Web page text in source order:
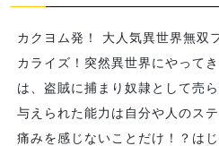
カクヨム発！ 大人気異世界無双
カライズ！突然異世界にやって
は、盗賊に捕まり奴隷として売
与えられた能力は自分や人のス
痛みを感じないことだけ！？は